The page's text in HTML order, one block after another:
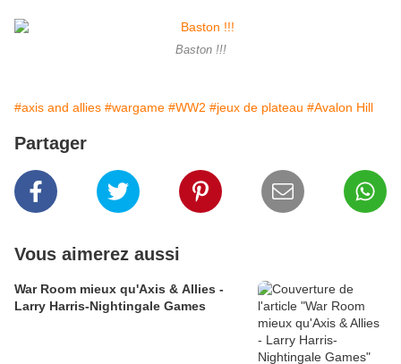
Baston !!!
#axis and allies #wargame #WW2 #jeux de plateau #Avalon Hill
Partager
Vous aimerez aussi
War Room mieux qu'Axis & Allies -
Larry Harris-Nightingale Games